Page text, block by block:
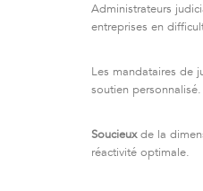
Administrateurs
entreprises en
Les mandataires de
soutien personnalisé.
Soucieuxde la
réactivité optimale.